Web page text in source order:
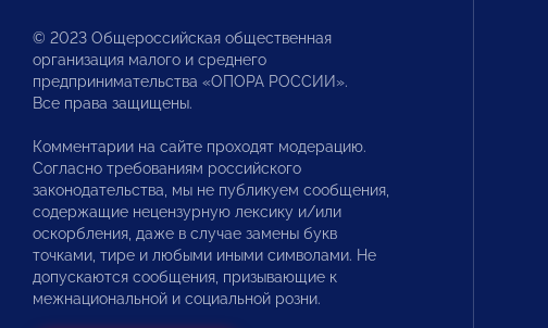
© 2023 Общероссийская общественная
организация малого и среднего
предпринимательства «ОПОРА РОССИИ».
Все права защищены.
Комментарии на сайте проходят модерацию.
Согласно требованиям российского
законодательства, мы не публикуем сообщения,
содержащие нецензурную лексику и/или
оскорбления, даже в случае замены букв
точками, тире и любыми иными символами. Не
допускаются сообщения, призывающие к
межнациональной и социальной розни.